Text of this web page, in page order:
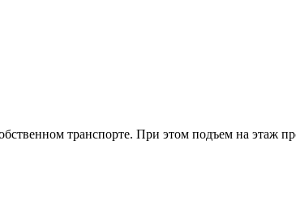
транспорте. При этом подъем на этаж